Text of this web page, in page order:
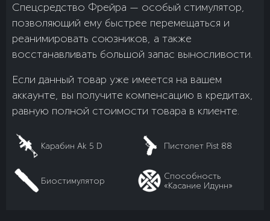
Спецсредство Фрейра — особый стимулятор,
позволяющий ему быстрее перемещаться и
реанимировать союзников, а также
восстанавливать большой запас выносливости.
Если данный товар уже имеется на вашем
аккаунте, вы получите компенсацию в кредитах,
равную полной стоимости товара в клиенте.
Карабин Ak 5 D Пистолет Pist 88
Биостимулятор
Способность
«Касание Идунн»